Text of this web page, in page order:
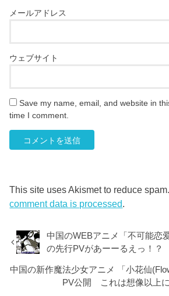
メールアドレス
ウェブサイト
Save my name, email, and website in
time I comment.
This site uses Akismet to reduce spam.
comment data is processed
中国のWEBアニメ「不可能恋
の先行PVがあーーるえっ！？
中国の新作魔法少女アニメ 「小花仙
PV公開 これは想像以上